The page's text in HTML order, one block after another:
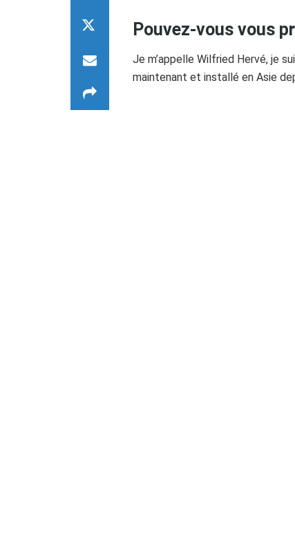
Pouvez-vous vous
Je m’appelle Wilfried Hervé, je
maintenant et installé en Asie